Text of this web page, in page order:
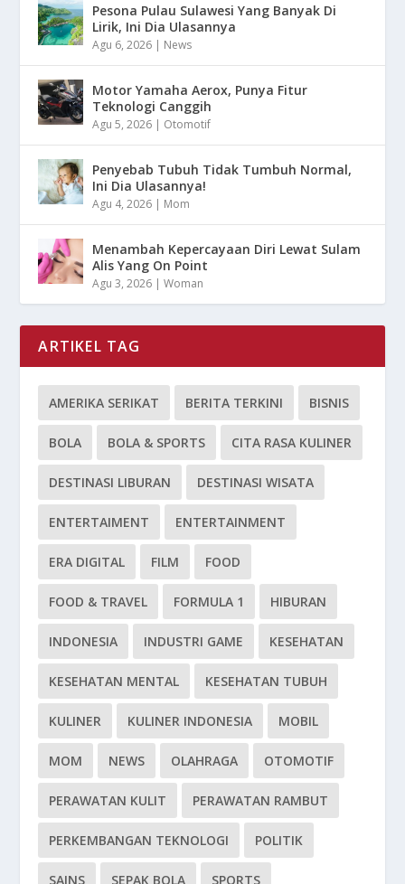
Pesona Pulau Sulawesi Yang Banyak Di
Lirik, Ini Dia Ulasannya
Agu 6, 2026 | News
Motor Yamaha Aerox, Punya Fitur
Teknologi Canggih
Agu 5, 2026 | Otomotif
Penyebab Tubuh Tidak Tumbuh Normal,
Ini Dia Ulasannya!
Agu 4, 2026 | Mom
Menambah Kepercayaan Diri Lewat Sulam
Alis Yang On Point
Agu 3, 2026 |Woman
ARTIKEL TAG
AMERIKA SERIKAT BERITA TERKINI BISNIS
BOLA BOLA & SPORTS CITA RASA KULINER
DESTINASI LIBURAN DESTINASI WISATA
ENTERTAIMENT ENTERTAINMENT
ERA DIGITAL FILM FOOD
FOOD & TRAVEL FORMULA 1 HIBURAN
INDONESIA INDUSTRI GAME KESEHATAN
KESEHATAN MENTAL KESEHATAN TUBUH
KULINER KULINER INDONESIA MOBIL
MOM NEWS OLAHRAGA OTOMOTIF
PERAWATAN KULIT PERAWATAN RAMBUT
PERKEMBANGAN TEKNOLOGI POLITIK
SAINS SEPAK BOLA SPORTS